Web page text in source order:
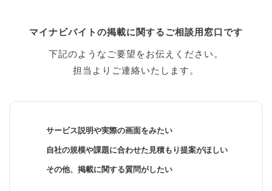
マイナビバイトの掲載に関するご相談用窓口です
下記のようなご要望をお伝えください。
担当よりご連絡いたします。
サービス説明や実際の画面をみたい
自社の規模や課題に合わせた見積もり提案がほしい
その他、掲載に関する質問がしたい